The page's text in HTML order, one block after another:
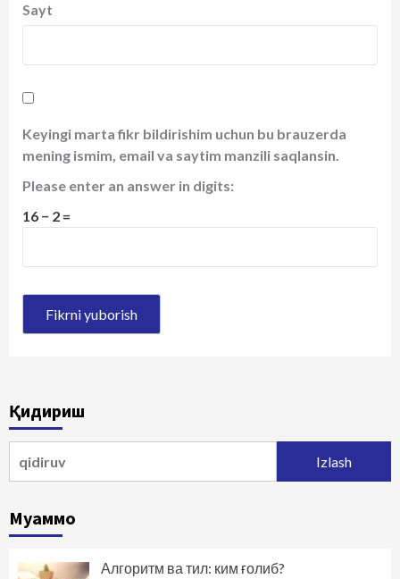
Sayt
Keyingi marta fikr bildirishim uchun bu brauzerda
mening ismim, email va saytim manzili saqlansin.
Please enter an answer in digits:
16 − 2 =
Қидириш
Муаммо
Алгоритм ва тил: ким ғолиб?